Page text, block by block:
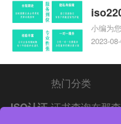
标准是
查看下
向，
小编为
就业前
和cma
哪些就
可查看
2023-
热门分类
ISO认证 证书查询在那